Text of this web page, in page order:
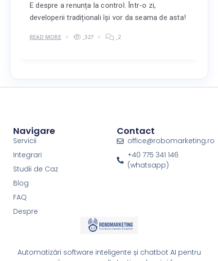
E despre a renunța la control. Într-o zi,
developerii tradiționali își vor da seama de asta!
READ MORE 327 2
Automatizări software inteligente și chatbot AI pentru
Navigare
Servicii
Integrari
Studii de Caz
Blog
FAQ
Despre
Contact
office@robomarketing.ro
+40 775 341 146
(whatsapp)